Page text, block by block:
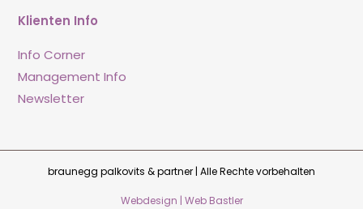
Klienten Info
Info Corner
Management Info
Newsletter
braunegg palkovits & partner | Alle Rechte vorbehalten
Webdesign | Web Bastler